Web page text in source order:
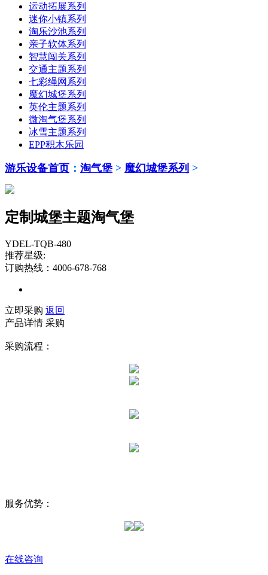
运动拓展系列
迷你小镇系列
淘乐沙池系列
亲子软体系列
智慧闯关系列
交通主题系列
七彩绳网系列
魔幻城堡系列
英伦主题系列
微淘气堡系列
冰雪主题系列
EPP积木乐园
游乐设备首页 ： 淘气堡 > 魔幻城堡系列 >
定制城堡主题淘气堡
YDEL-TQB-480
推荐星级:
订购热线：4006-678-768
立即采购 返回
产品详情 采购
采购流程：
服务优势：
在线咨询